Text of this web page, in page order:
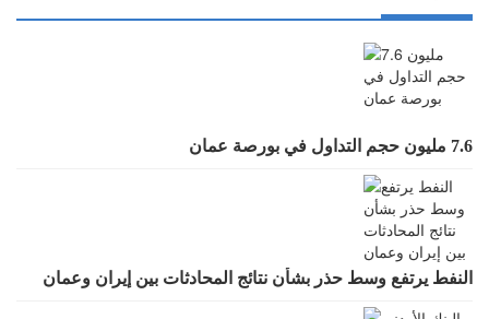
7.6 مليون حجم التداول في بورصة عمان
النفط يرتفع وسط حذر بشأن نتائج المحادثات بين إيران وعمان